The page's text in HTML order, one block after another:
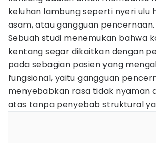
keluhan lambung seperti nyeri ulu
asam, atau gangguan pencernaan.
Sebuah studi menemukan bahwa
kentang segar dikaitkan dengan
pada sebagian pasien yang
fungsional, yaitu gangguan
menyebabkan rasa tidak nyaman
atas tanpa penyebab struktural